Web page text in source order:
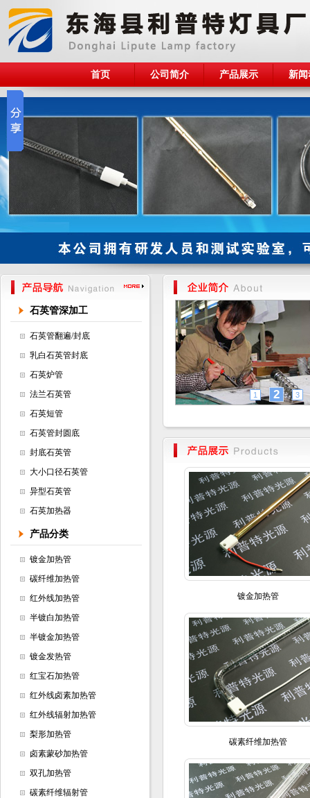
首页 公司简介 产品展示 新闻
石英管深加工
石英管翻遍/封底
乳白石英管封底
石英炉管
法兰石英管
石英短管
石英管封圆底
封底石英管
大小口径石英管
异型石英管
石英加热器
产品分类
镀金加热管
碳纤维加热管
红外线加热管
半镀白加热管
半镀金加热管
镀金发热管
红宝石加热管
红外线卤素加热管
红外线辐射加热管
梨形加热管
卤素蒙砂加热管
双孔加热管
碳素纤维辐射管
1 2 3
镀金加热管
碳素纤维加热管